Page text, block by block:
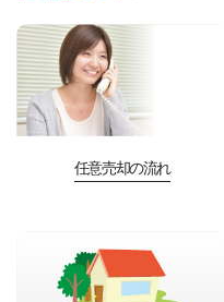
任意売却の流れ